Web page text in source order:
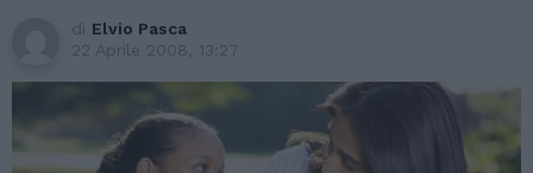
di Elvio Pasca
22 Aprile 2008, 13:27